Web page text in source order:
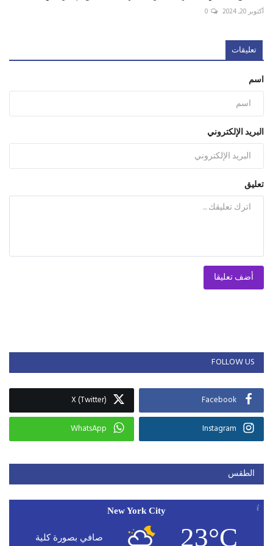
أكتوبر 20, 2024 0
تعليقات
اسم
البريد الإلكتروني
تعليق
أضف تعليقا
FOLLOW US
Facebook
X (Twitter)
Instagram
WhatsApp
الطقس
New York City
23°C صافي بصورة كلية